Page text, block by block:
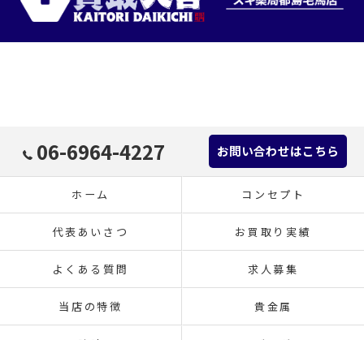
06-6964-4227 お問い合わせはこちら
ホーム コンセプト
代表あいさつ お買取り実績
よくある質問 求人募集
当店の特徴 貴金属